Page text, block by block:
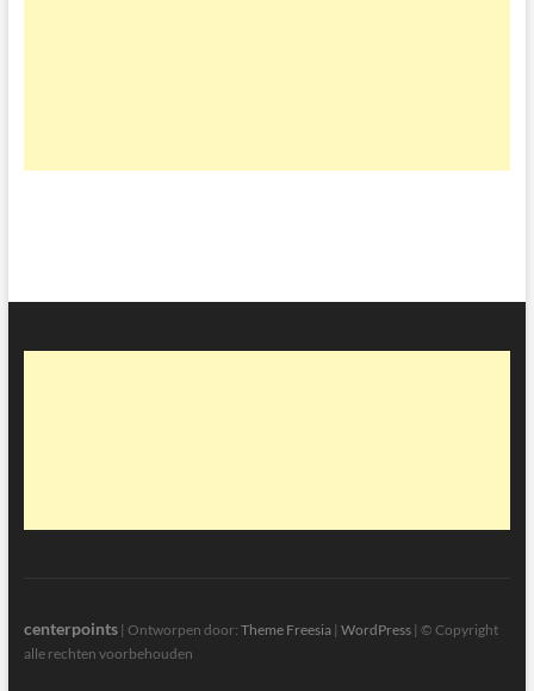
centerpoints| Ontworpen door: Theme Freesia| WordPress| © Copyright
alle rechten voorbehouden